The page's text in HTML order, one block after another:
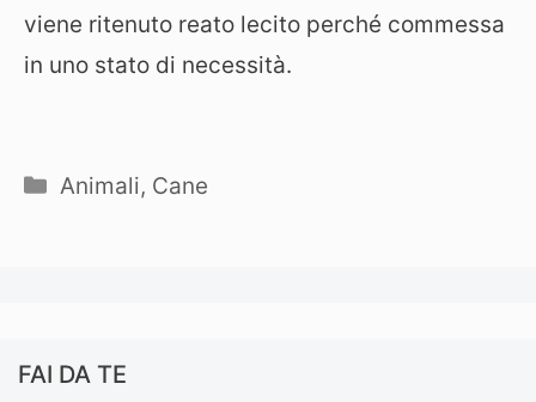
viene ritenuto reato lecito perché commessa
in uno stato di necessità.
Categorie
Animali, Cane
FAI DA TE